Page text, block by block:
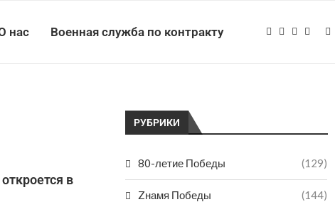
нас Военная служба по контракту
в
РУБРИКИ
80-летие Победы (129)
Zнамя Победы (144)